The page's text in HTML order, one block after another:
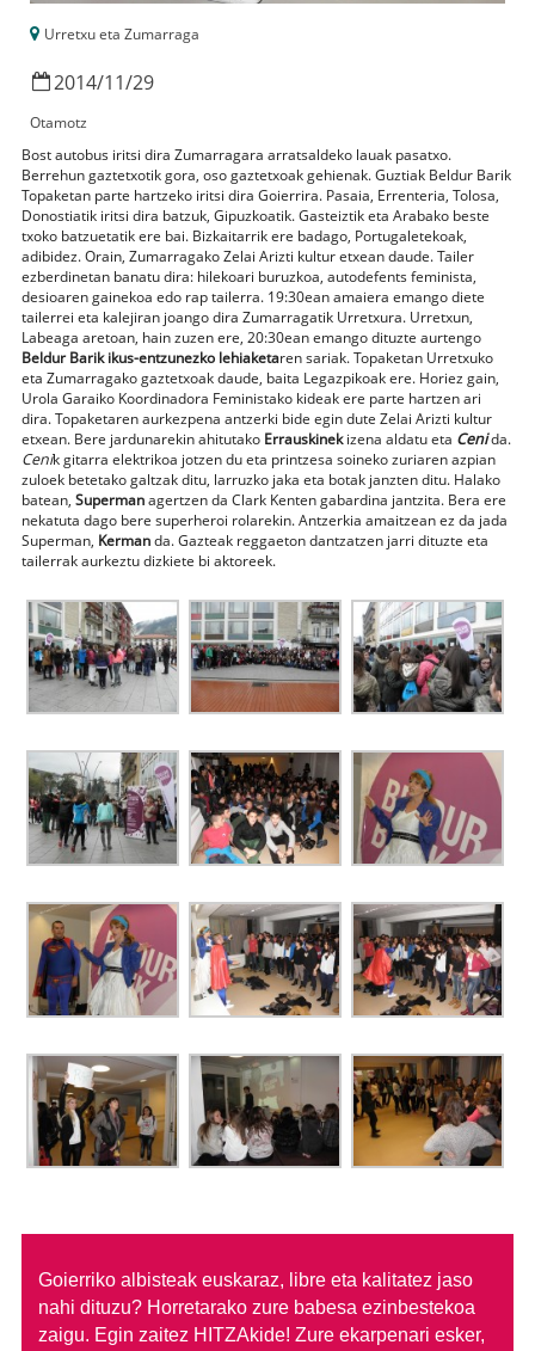
Urretxu eta Zumarraga
2014/11/29
Otamotz
Bost autobus iritsi dira Zumarragara arratsaldeko lauak pasatxo.
Berrehun gaztetxotik gora, oso gaztetxoak gehienak. Guztiak Beldur Barik
Topaketan parte hartzeko iritsi dira Goierrira. Pasaia, Errenteria, Tolosa,
Donostiatik iritsi dira batzuk, Gipuzkoatik. Gasteiztik eta Arabako beste
txoko batzuetatik ere bai. Bizkaitarrik ere badago, Portugaletekoak,
adibidez. Orain, Zumarragako Zelai Arizti kultur etxean daude. Tailer
ezberdinetan banatu dira: hilekoari buruzkoa, autodefents feminista,
desioaren gainekoa edo rap tailerra. 19:30ean amaiera emango diete
tailerrei eta kalejiran joango dira Zumarragatik Urretxura. Urretxun,
Labeaga aretoan, hain zuzen ere, 20:30ean emango dituzte aurtengo
Beldur Barik ikus-entzunezko lehiaketaren sariak. Topaketan Urretxuko
eta Zumarragako gaztetxoak daude, baita Legazpikoak ere. Horiez gain,
Urola Garaiko Koordinadora Feministako kideak ere parte hartzen ari
dira. Topaketaren aurkezpena antzerki bide egin dute Zelai Arizti kultur
etxean. Bere jardunarekin ahitutako Errauskinekizena aldatu eta Cenida.
Cenik gitarra elektrikoa jotzen du eta printzesa soineko zuriaren azpian
zuloek betetako galtzak ditu, larruzko jaka eta botak janzten ditu. Halako
batean, Supermanagertzen da Clark Kenten gabardina jantzita. Bera ere
nekatuta dago bere superheroi rolarekin. Antzerkia amaitzean ez da jada
Superman, Kermanda. Gazteak reggaeton dantzatzen jarri dituzte eta
tailerrak aurkeztu dizkiete bi aktoreek.
Goierriko albisteak euskaraz, libre eta kalitatez jaso
nahi dituzu? Horretarako zure babesa ezinbestekoa
zaigu. Egin zaitez HITZAkide! Zure ekarpenari esker,